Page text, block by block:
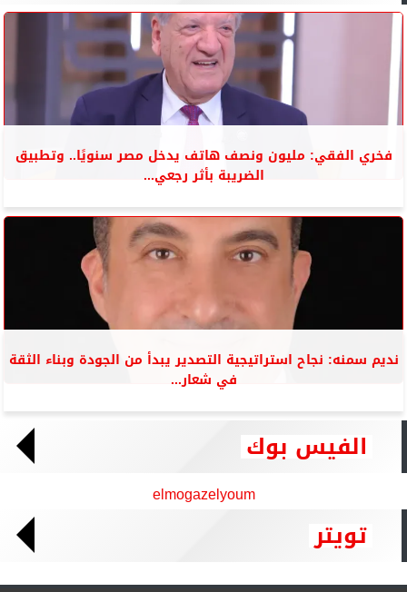
فخري الفقي: مليون ونصف هاتف يدخل مصر سنويًا.. وتطبيق
الضريبة بأثر رجعي...
نديم سمنه: نجاح استراتيجية التصدير يبدأ من الجودة وبناء الثقة
في شعار...
الفيس بوك
elmogazelyoum
تويتر